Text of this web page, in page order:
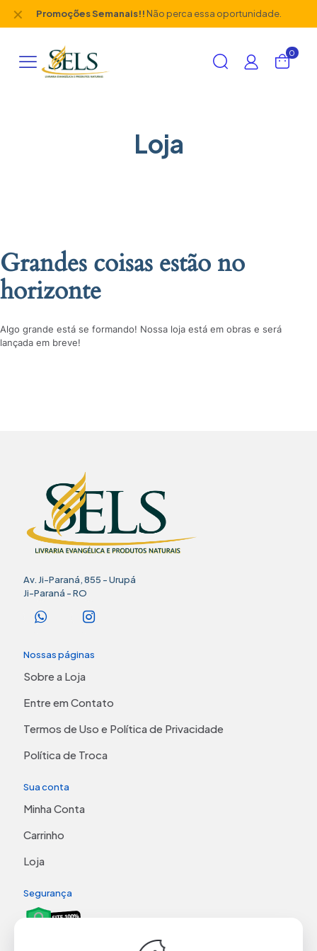
Promoções Semanais!! Não perca essa oportunidade.
✕
0
Loja
Grandes coisas estão no
horizonte
Algo grande está se formando! Nossa loja está em obras e será
lançada em breve!
Av. Ji-Paraná, 855 - Urupá
Ji-Paraná - RO
Nossas páginas
Sobre a Loja
Entre em Contato
Termos de Uso e Política de Privacidade
Política de Troca
Sua conta
Minha Conta
Carrinho
Loja
Segurança